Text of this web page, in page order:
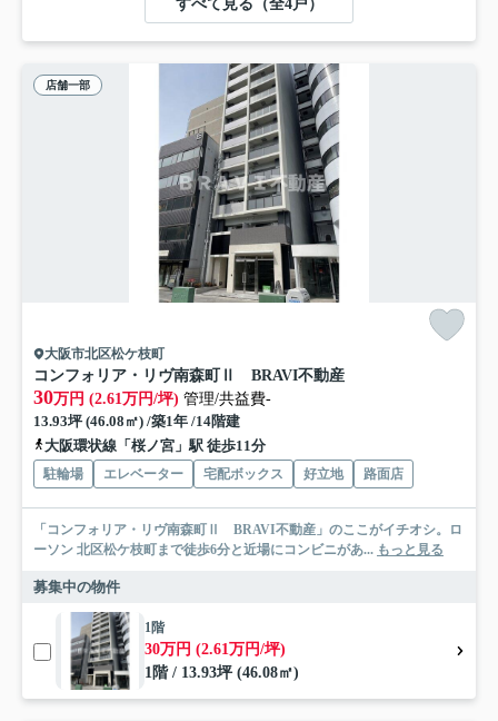
すべて見る（全4戸）
店舗一部
大阪市北区松ケ枝町
コンフォリア・リヴ南森町Ⅱ BRAVI不動産
30万円 (2.61万円/坪) 管理/共益費-
13.93坪 (46.08㎡) /築1年 /14階建
大阪環状線「桜ノ宮」駅 徒歩11分
駐輪場 エレベーター 宅配ボックス 好立地 路面店
「コンフォリア・リヴ南森町Ⅱ BRAVI不動産」のここがイチオシ。ロ
ーソン 北区松ケ枝町まで徒歩6分と近場にコンビニがあ... もっと見る
募集中の物件
1階
30万円 (2.61万円/坪)
1階 / 13.93坪 (46.08㎡)